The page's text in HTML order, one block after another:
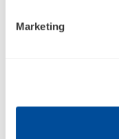
Marketing